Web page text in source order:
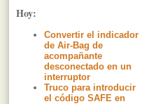
Hoy:
Convertir el indicador
de Air-Bag de
acompañante
desconectado en un
interruptor
Truco para introducir
el código SAFE en